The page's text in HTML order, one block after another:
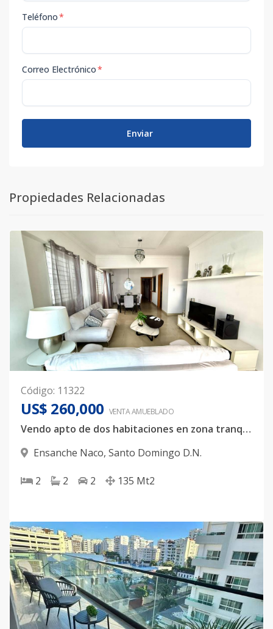
Teléfono*
Correo Electrónico*
Enviar
Propiedades Relacionadas
Código: 11322
US$ 260,000 VENTA AMUEBLADO
Vendo apto de dos habitaciones en zona tranquila de Naco.
Ensanche Naco, Santo Domingo D.N.
2 2 2 135 Mt2